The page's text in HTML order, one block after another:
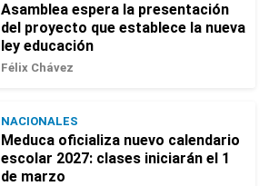
Asamblea espera la presentación
del proyecto que establece la nueva
ley educación
Félix Chávez
NACIONALES
Meduca oficializa nuevo calendario
escolar 2027: clases iniciarán el 1
de marzo